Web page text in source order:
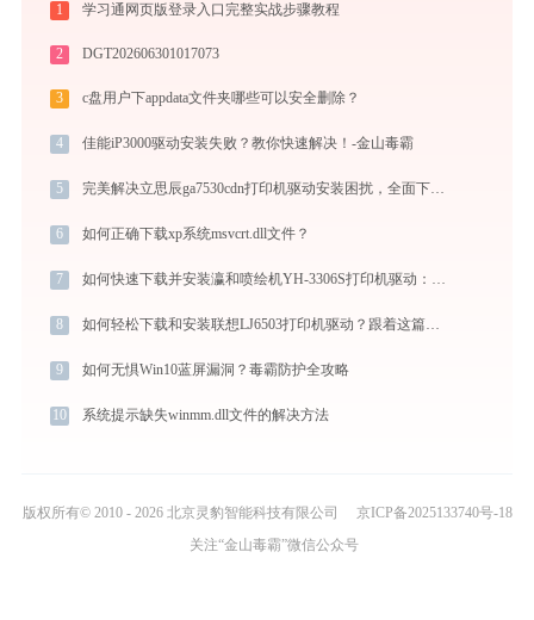
1 学习通网页版登录入口完整实战步骤教程
2 DGT202606301017073
3 c盘用户下appdata文件夹哪些可以安全删除？
4 佳能iP3000驱动安装失败？教你快速解决！-金山毒霸
5 完美解决立思辰ga7530cdn打印机驱动安装困扰，全面下载安装教程
6 如何正确下载xp系统msvcrt.dll文件？
7 如何快速下载并安装瀛和喷绘机YH-3306S打印机驱动：详细步骤解析
8 如何轻松下载和安装联想LJ6503打印机驱动？跟着这篇指南走
9 如何无惧Win10蓝屏漏洞？毒霸防护全攻略
10 系统提示缺失winmm.dll文件的解决方法
版权所有© 2010 - 2026 北京灵豹智能科技有限公司
京ICP备2025133740号-18
关注“金山毒霸”微信公众号